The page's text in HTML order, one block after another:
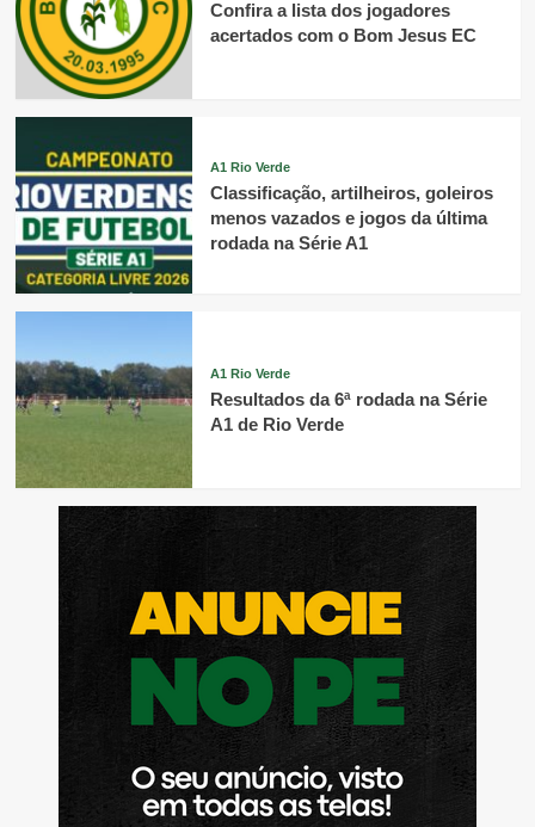
Confira a lista dos jogadores
acertados com o Bom Jesus EC
A1 Rio Verde
Classificação, artilheiros, goleiros
menos vazados e jogos da última
rodada na Série A1
A1 Rio Verde
Resultados da 6ª rodada na Série
A1 de Rio Verde